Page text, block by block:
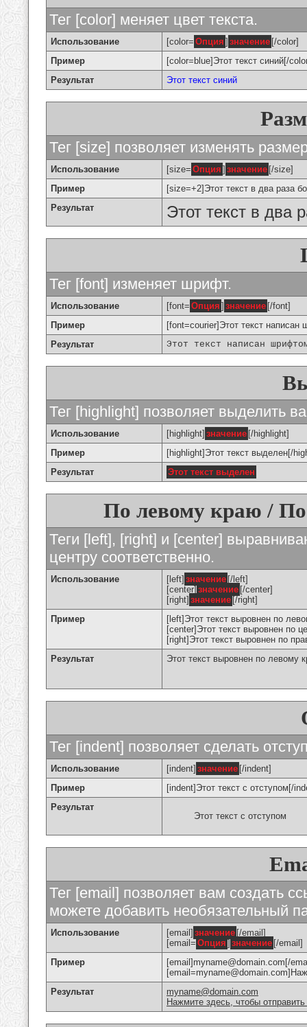
Тег [color] меняет цвет текста.
Использование [color= Опция ] значение [/color]
Пример
[color=blue]Этот текст синий[/
Результат
Этот текст синий
Тег [size] позволяет изменять
Использование [size= Опция ] значение [/size]
Пример
[size=+2]Этот текст в два раза
Результат
Этот текст в два
Тег [font] изменяет шрифт.
Использование [font= Опция ] значение [/font]
Пример
[font=courier]Этот текст
Результат
Этот текст написан
Тег [highlight] позволяет выделить
Использование [highlight] значение [/highlight]
Пример
[highlight]Этот текст выделен[/
Результат
Этот текст выделен
По левому краю /
Теги [left], [right] и [center]
центру соответственно.
Использование [left] значение [/left]
[center] значение [/center]
[right] значение [/right]
Пример
[left]Этот текст выровнен по
[center]Этот текст выровнен по
[right]Этот текст выровнен по
Результат
Этот текст выровнен по левому
Тег [indent] позволяет сделать
Использование [indent] значение [/indent]
Пример
[indent]Этот текст с отступом[/
Результат
Этот текст с отступом
Тег [email] позволяет вам создать
можете добавить необязательный
Использование [email] значение [/email]
[email= Опция ] значение [/email]
Пример
[email]myname@domain.com[/
Результат
myname@domain.com
Нажмите здесь, чтобы